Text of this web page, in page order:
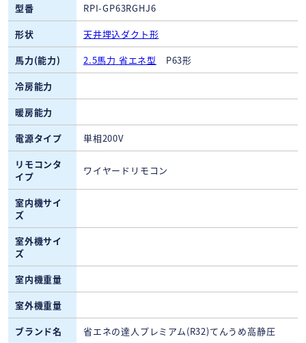
型番
RPI-GP63RGHJ6
形状
天井埋込ダクト形
馬力(能力)
2.5馬力 省エネ型
P63形
冷房能力
暖房能力
電源タイプ
単相200V
リモコンタ
イプ
ワイヤードリモコン
室内機サイ
ズ
室外機サイ
ズ
室内機重量
室外機重量
ブランド名
省エネの達人プレミアム(R32)てんうめ高静圧